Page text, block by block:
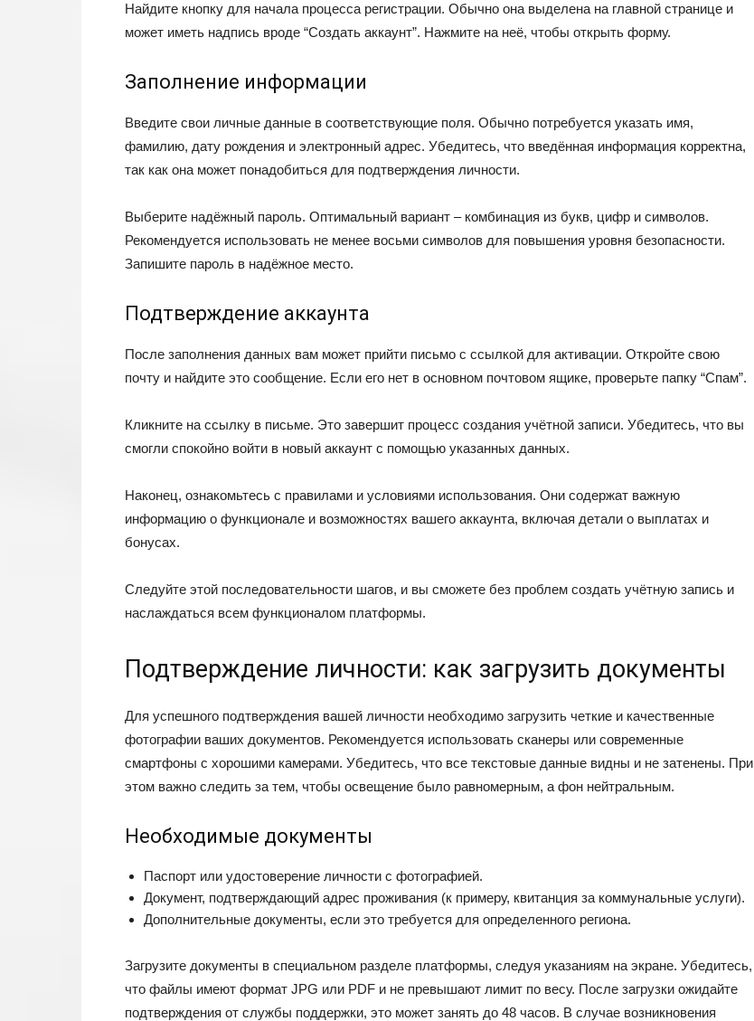
Найдите кнопку для начала процесса регистрации. Обычно она выделена на главной странице и
может иметь надпись вроде “Создать аккаунт”. Нажмите на неё, чтобы открыть форму.
Заполнение информации
Введите свои личные данные в соответствующие поля. Обычно потребуется указать имя,
фамилию, дату рождения и электронный адрес. Убедитесь, что введённая информация корректна,
так как она может понадобиться для подтверждения личности.
Выберите надёжный пароль. Оптимальный вариант – комбинация из букв, цифр и символов.
Рекомендуется использовать не менее восьми символов для повышения уровня безопасности.
Запишите пароль в надёжное место.
Подтверждение аккаунта
После заполнения данных вам может прийти письмо с ссылкой для активации. Откройте свою
почту и найдите это сообщение. Если его нет в основном почтовом ящике, проверьте папку “Спам”.
Кликните на ссылку в письме. Это завершит процесс создания учётной записи. Убедитесь, что вы
смогли спокойно войти в новый аккаунт с помощью указанных данных.
Наконец, ознакомьтесь с правилами и условиями использования. Они содержат важную
информацию о функционале и возможностях вашего аккаунта, включая детали о выплатах и
бонусах.
Следуйте этой последовательности шагов, и вы сможете без проблем создать учётную запись и
наслаждаться всем функционалом платформы.
Подтверждение личности: как загрузить документы
Для успешного подтверждения вашей личности необходимо загрузить четкие и качественные
фотографии ваших документов. Рекомендуется использовать сканеры или современные
смартфоны с хорошими камерами. Убедитесь, что все текстовые данные видны и не затенены. При
этом важно следить за тем, чтобы освещение было равномерным, а фон нейтральным.
Необходимые документы
Паспорт или удостоверение личности с фотографией.
Документ, подтверждающий адрес проживания (к примеру, квитанция за коммунальные услуги).
Дополнительные документы, если это требуется для определенного региона.
Загрузите документы в специальном разделе платформы, следуя указаниям на экране. Убедитесь,
что файлы имеют формат JPG или PDF и не превышают лимит по весу. После загрузки ожидайте
подтверждения от службы поддержки, это может занять до 48 часов. В случае возникновения